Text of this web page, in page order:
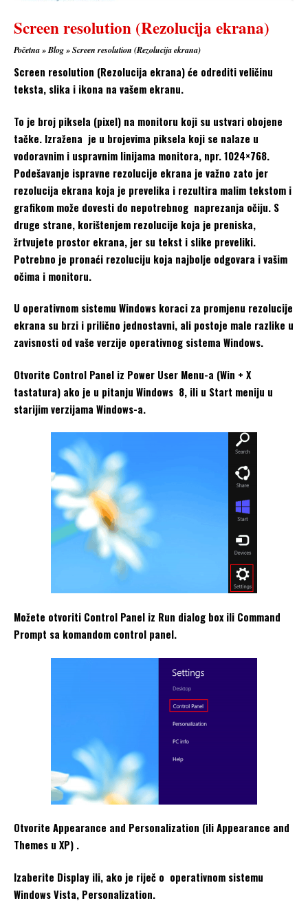
Screen resolution (Rezolucija ekrana)
Početna»Blog»Screen resolution (Rezolucija ekrana)
Screen resolution (Rezolucija ekrana) će odrediti veličinu
teksta, slika i ikona na vašem ekranu.
To je broj piksela (pixel) na monitoru koji su ustvari obojene
tačke. Izražena je u brojevima piksela koji se nalaze u
vodoravnim i uspravnim linijama monitora, npr. 1024×768.
Podešavanje ispravne rezolucije ekrana je važno zato jer
rezolucija ekrana koja je prevelika i rezultira malim tekstom i
grafikom može dovesti do nepotrebnog naprezanja očiju. S
druge strane, korištenjem rezolucije koja je preniska,
žrtvujete prostor ekrana, jer su tekst i slike preveliki.
Potrebno je pronaći rezoluciju koja najbolje odgovara i vašim
očima i monitoru.
U operativnom sistemu Windows koraci za promjenu rezolucije
ekrana su brzi i prilično jednostavni, ali postoje male razlike u
zavisnosti od vaše verzije operativnog sistema Windows.
Otvorite Control Panel iz Power User Menu-a (Win + X
tastatura) ako je u pitanju Windows 8, ili u Start meniju u
starijim verzijama Windows-a.
Možete otvoriti Control Panel iz Run dialog box ili Command
Prompt sa komandom control panel.
Otvorite Appearance and Personalization (ili Appearance and
Themes u XP) .
Izaberite Display ili, ako je riječ o operativnom sistemu
Windows Vista, Personalization.